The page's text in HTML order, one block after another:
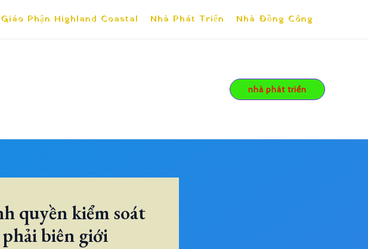
Giáo Phận Highland Coastal Nhà Phát Triển Nhà Đồng Công
nhà phát triển
quyền kiểm soát
biên giới